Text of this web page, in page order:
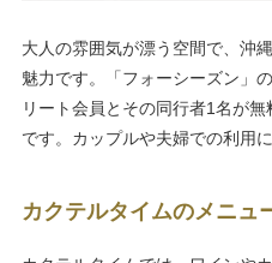
大人の雰囲気が漂う空間で、沖
魅力です。「フォーシーズン」
リート会員とその同行者1名が
です。カップルや夫婦での利用に
カクテルタイムのメニュ